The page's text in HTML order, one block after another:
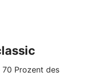
70 Prozent des